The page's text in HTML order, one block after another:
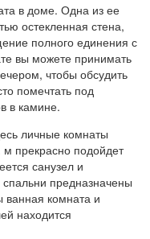
в доме. Одна из ее
остекленная стена,
полного единения с
вы можете принимать
чтобы обсудить
помечтать под
в камине.
личные комнаты
прекрасно подойдет
санузел и
предназначены
комната и
находится